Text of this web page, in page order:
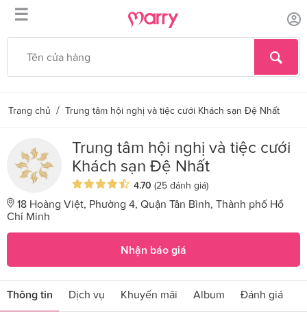
☰
Trang chủ / Trung tâm hội nghị và tiệc cưới Khách sạn Đệ Nhất
Trung tâm hội nghị và tiệc cưới
Khách sạn Đệ Nhất
4.70 (25 đánh giá)
18 Hoàng Việt, Phường 4, Quận Tân Bình, Thành phố Hồ
Chí Minh
Nhận báo giá
Thông tin Dịch vụ Khuyến mãi Album Đánh giá